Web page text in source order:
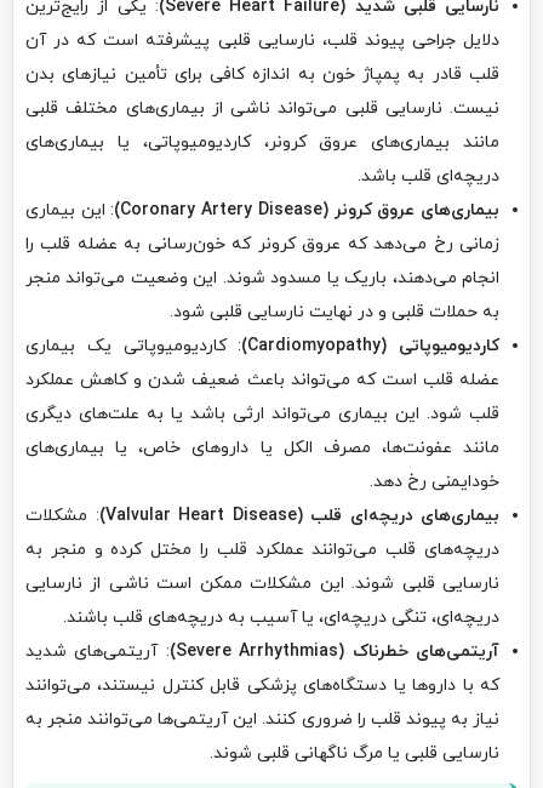
نارسایی قلبی شدید (Severe Heart Failure)
: یکی از رایج‌ترین
دلایل جراحی پیوند قلب، نارسایی قلبی پیشرفته است که در آن
قلب قادر به پمپاژ خون به اندازه کافی برای تأمین نیازهای بدن
نیست. نارسایی قلبی می‌تواند ناشی از بیماری‌های مختلف قلبی
مانند بیماری‌های عروق کرونر، کاردیومیوپاتی، یا بیماری‌های
دریچه‌ای قلب باشد.
بیماری‌های عروق کرونر (Coronary Artery Disease)
: این بیماری
زمانی رخ می‌دهد که عروق کرونر که خون‌رسانی به عضله قلب را
انجام می‌دهند، باریک یا مسدود شوند. این وضعیت می‌تواند منجر
به حملات قلبی و در نهایت نارسایی قلبی شود.
کاردیومیوپاتی (Cardiomyopathy)
: کاردیومیوپاتی یک بیماری
عضله قلب است که می‌تواند باعث ضعیف شدن و کاهش عملکرد
قلب شود. این بیماری می‌تواند ارثی باشد یا به علت‌های دیگری
مانند عفونت‌ها، مصرف الکل یا داروهای خاص، یا بیماری‌های
خودایمنی رخ دهد.
بیماری‌های دریچه‌ای قلب (Valvular Heart Disease)
: مشکلات
دریچه‌های قلب می‌توانند عملکرد قلب را مختل کرده و منجر به
نارسایی قلبی شوند. این مشکلات ممکن است ناشی از نارسایی
دریچه‌ای، تنگی دریچه‌ای، یا آسیب به دریچه‌های قلب باشند.
آریتمی‌های خطرناک (Severe Arrhythmias)
: آریتمی‌های شدید
که با داروها یا دستگاه‌های پزشکی قابل کنترل نیستند، می‌توانند
نیاز به پیوند قلب را ضروری کنند. این آریتمی‌ها می‌توانند منجر به
نارسایی قلبی یا مرگ ناگهانی قلبی شوند.